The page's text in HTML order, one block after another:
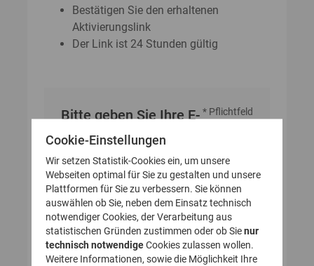
Bestätigen Sie den erhaltenen
Aktivierungslink
Der Link ist 24 Stunden gültig
* Pflichtfeld
Bitte geben Sie Ihre E-
Mail-Adresse an
E-Mail-Adresse
Cookie-Einstellungen
Wir setzen Statistik-Cookies ein, um unsere
Webseiten optimal für Sie zu gestalten und unsere
Plattformen für Sie zu verbessern. Sie können
auswählen ob Sie, neben dem Einsatz technisch
notwendiger Cookies, der Verarbeitung aus
statistischen Gründen zustimmen oder ob Sienur
technisch notwendigeCookies zulassen wollen.
Weitere Informationen, sowie die Möglichkeit Ihre